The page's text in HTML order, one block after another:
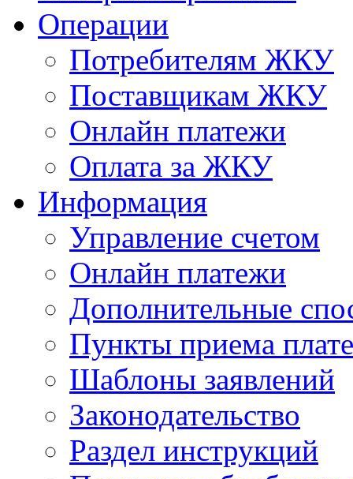
Операции
Потребителям ЖКУ
Поставщикам ЖКУ
Онлайн платежи
Оплата за ЖКУ
Информация
Управление счетом
Онлайн платежи
Дополнительные
Пункты приема
Шаблоны заявлений
Законодательство
Раздел инструкций